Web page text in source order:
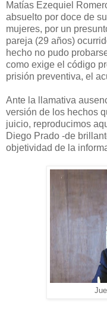
Matías Ezequiel
absuelto por doce de
mujeres, por un
pareja (29 años)
hecho no pudo
como exige el código
prisión preventiva, el
Ante la llamativa
versión de los hechos
juicio, reproducimos
Diego Prado -de
objetividad de la